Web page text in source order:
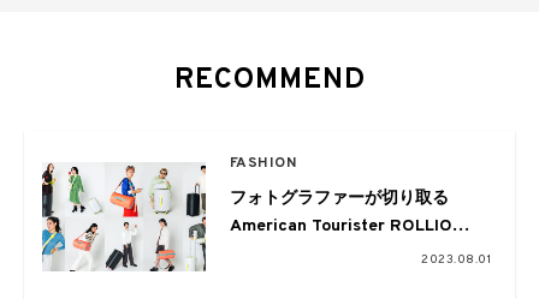
RECOMMEND
FASHION
フォトグラファーが切り取る
American Tourister ROLLIO
2023.08.01